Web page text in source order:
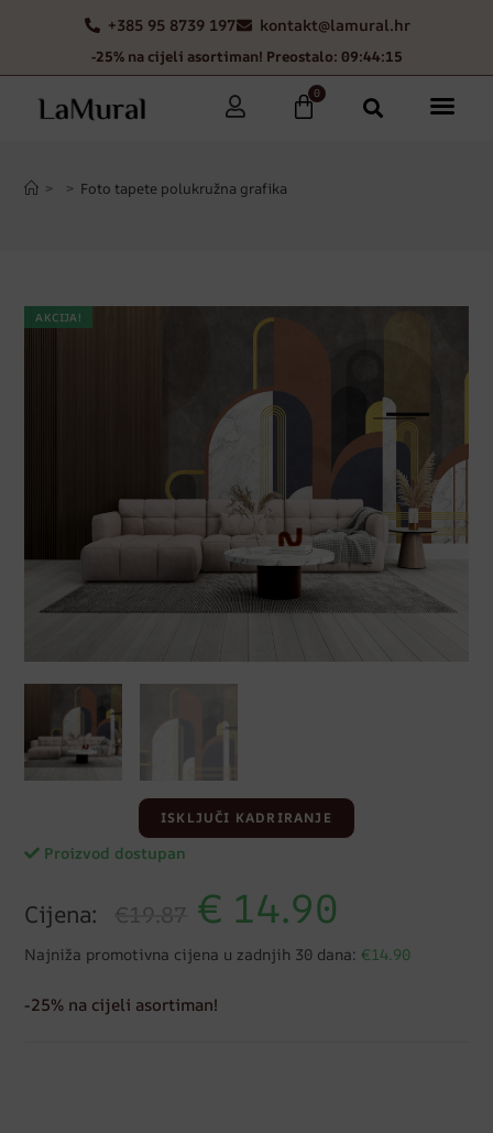
+385 95 8739 197 kontakt@lamural.hr
-25% na cijeli asortiman! Preostalo: 09:44:14
0
> > Foto tapete polukružna grafika
AKCIJA!
ISKLJUČI KADRIRANJE
Proizvod dostupan
Cijena: €19.87 € 14.90
Najniža promotivna cijena u zadnjih 30 dana: €14.90
-25% na cijeli asortiman!